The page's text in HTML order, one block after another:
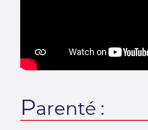
Parenté :